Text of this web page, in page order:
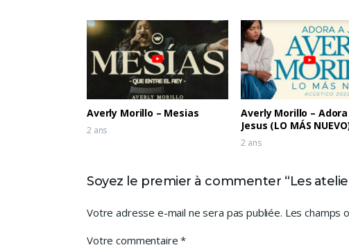
Averly Morillo – Mesias
2 ans
Averly Morillo –
Jesus (LO MÁS
2 ans
Soyez le premier à commenter “Les
Votre adresse e-mail ne sera pas publiée. Les champs
Votre commentaire*